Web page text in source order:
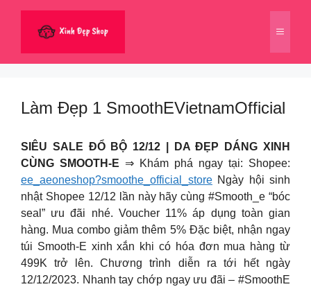
dung
Menu
Làm Đẹp 1 SmoothEVietnamOfficial
SIÊU SALE ĐỔ BỘ 12/12 | DA ĐẸP DÁNG XINH
CÙNG SMOOTH-E ⇒ Khám phá ngay tại: Shopee:
ee_aeoneshop?smoothe_official_store Ngày hội sinh
nhật Shopee 12/12 lần này hãy cùng #Smooth_e “bóc
seal” ưu đãi nhé. Voucher 11% áp dụng toàn gian
hàng. Mua combo giảm thêm 5% Đặc biệt, nhận ngay
túi Smooth-E xinh xắn khi có hóa đơn mua hàng từ
499K trở lên. Chương trình diễn ra tới hết ngày
12/12/2023. Nhanh tay chớp ngay ưu đãi – #SmoothE